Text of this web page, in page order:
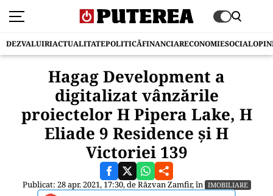
DEZVALUIRIACTUALITATEPOLITICĂFINANCIARECONOMIESOCIAL
Hagag Development a
digitalizat vânzările
proiectelor H Pipera Lake, H
Eliade 9 Residence și H
Victoriei 139
Publicat: 28 apr. 2021, 17:30, deRăzvan Zamfir, în IMOBILIARE